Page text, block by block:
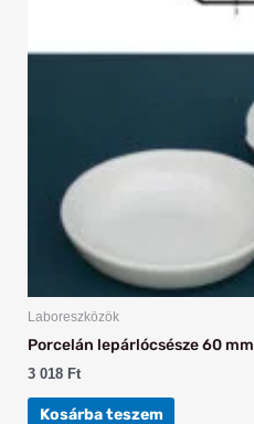
Laboreszközök
Porcelán lepárlócsésze 60 mm
3 018 Ft
Kosárba teszem